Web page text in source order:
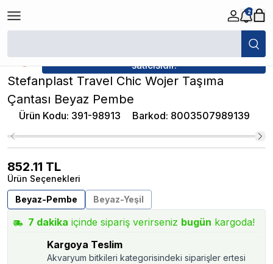
2
/ Stefanplast Travel Chic Wojer Taşıma
satıcısıdır.
Stefanplast Travel Chic Wojer Taşıma
Çantası Beyaz Pembe
Ürün Kodu: 391-98913 Barkod: 8003507989139
852.11 TL
Ürün Seçenekleri
Beyaz-Pembe
Beyaz-Yeşil
7 dakika içinde sipariş verirseniz bugün kargoda!
Kargoya Teslim
Akvaryum bitkileri kategorisindeki siparişler ertesi